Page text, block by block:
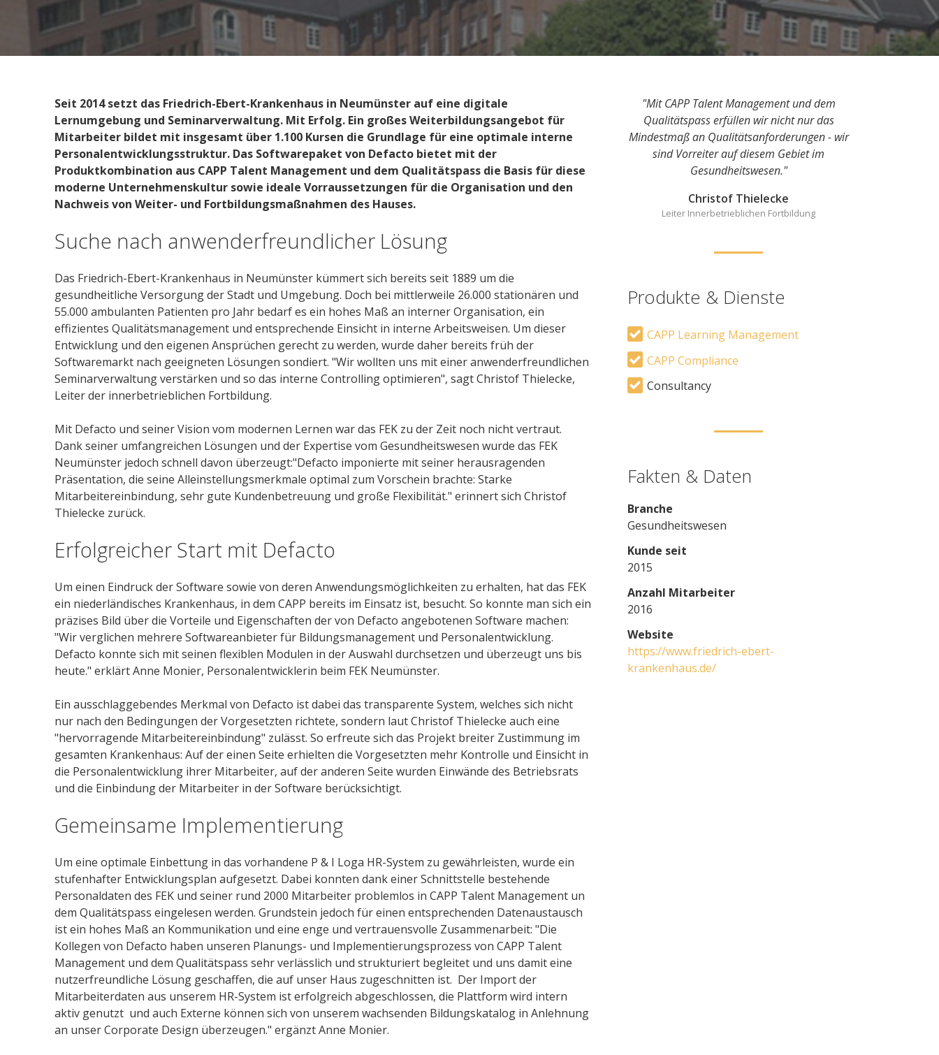
Seit 2014 setzt das Friedrich-Ebert-Krankenhaus in Neumünster auf eine digitale
Lernumgebung und Seminarverwaltung. Mit Erfolg. Ein großes Weiterbildungsangebot für
Mitarbeiter bildet mit insgesamt über 1.100 Kursen die Grundlage für eine optimale interne
Personalentwicklungsstruktur. Das Softwarepaket von Defacto bietet mit der
Produktkombination aus CAPP Talent Management und dem Qualitätspass die Basis für diese
moderne Unternehmenskultur sowie ideale Vorraussetzungen für die Organisation und den
Nachweis von Weiter- und Fortbildungsmaßnahmen des Hauses.
Suche nach anwenderfreundlicher Lösung
Das Friedrich-Ebert-Krankenhaus in Neumünster kümmert sich bereits seit 1889 um die
gesundheitliche Versorgung der Stadt und Umgebung. Doch bei mittlerweile 26.000 stationären und
55.000 ambulanten Patienten pro Jahr bedarf es ein hohes Maß an interner Organisation, ein
effizientes Qualitätsmanagement und entsprechende Einsicht in interne Arbeitsweisen. Um dieser
Entwicklung und den eigenen Ansprüchen gerecht zu werden, wurde daher bereits früh der
Softwaremarkt nach geeigneten Lösungen sondiert. "Wir wollten uns mit einer anwenderfreundlichen
Seminarverwaltung verstärken und so das interne Controlling optimieren", sagt Christof Thielecke,
Leiter der innerbetrieblichen Fortbildung.
Mit Defacto und seiner Vision vom modernen Lernen war das FEK zu der Zeit noch nicht vertraut.
Dank seiner umfangreichen Lösungen und der Expertise vom Gesundheitswesen wurde das FEK
Neumünster jedoch schnell davon überzeugt:"Defacto imponierte mit seiner herausragenden
Präsentation, die seine Alleinstellungsmerkmale optimal zum Vorschein brachte: Starke
Mitarbeitereinbindung, sehr gute Kundenbetreuung und große Flexibilität." erinnert sich Christof
Thielecke zurück.
Erfolgreicher Start mit Defacto
Um einen Eindruck der Software sowie von deren Anwendungsmöglichkeiten zu erhalten, hat das FEK
ein niederländisches Krankenhaus, in dem CAPP bereits im Einsatz ist, besucht. So konnte man sich ein
präzises Bild über die Vorteile und Eigenschaften der von Defacto angebotenen Software machen:
"Wir verglichen mehrere Softwareanbieter für Bildungsmanagement und Personalentwicklung.
Defacto konnte sich mit seinen flexiblen Modulen in der Auswahl durchsetzen und überzeugt uns bis
heute." erklärt Anne Monier, Personalentwicklerin beim FEK Neumünster.
Ein ausschlaggebendes Merkmal von Defacto ist dabei das transparente System, welches sich nicht
nur nach den Bedingungen der Vorgesetzten richtete, sondern laut Christof Thielecke auch eine
"hervorragende Mitarbeitereinbindung" zulässt. So erfreute sich das Projekt breiter Zustimmung im
gesamten Krankenhaus: Auf der einen Seite erhielten die Vorgesetzten mehr Kontrolle und Einsicht in
die Personalentwicklung ihrer Mitarbeiter, auf der anderen Seite wurden Einwände des Betriebsrats
und die Einbindung der Mitarbeiter in der Software berücksichtigt.
Gemeinsame Implementierung
Um eine optimale Einbettung in das vorhandene P & I Loga HR-System zu gewährleisten, wurde ein
stufenhafter Entwicklungsplan aufgesetzt. Dabei konnten dank einer Schnittstelle bestehende
Personaldaten des FEK und seiner rund 2000 Mitarbeiter problemlos in CAPP Talent Management un
dem Qualitätspass eingelesen werden. Grundstein jedoch für einen entsprechenden Datenaustausch
ist ein hohes Maß an Kommunikation und eine enge und vertrauensvolle Zusammenarbeit: "Die
Kollegen von Defacto haben unseren Planungs- und Implementierungsprozess von CAPP Talent
Management und dem Qualitätspass sehr verlässlich und strukturiert begleitet und uns damit eine
nutzerfreundliche Lösung geschaffen, die auf unser Haus zugeschnitten ist. Der Import der
Mitarbeiterdaten aus unserem HR-System ist erfolgreich abgeschlossen, die Plattform wird intern
aktiv genutzt und auch Externe können sich von unserem wachsenden Bildungskatalog in Anlehnung
an unser Corporate Design überzeugen." ergänzt Anne Monier.
"Mit CAPP Talent Management und dem
Qualitätspass erfüllen wir nicht nur das
Mindestmaß an Qualitätsanforderungen - wir
sind Vorreiter auf diesem Gebiet im
Gesundheitswesen."
Christof Thielecke
Leiter Innerbetrieblichen Fortbildung
Produkte & Dienste
CAPP Learning Management
CAPP Compliance
Consultancy
Fakten & Daten
Branche
Gesundheitswesen
Kunde seit
2015
Anzahl Mitarbeiter
2016
Website
https://www.friedrich-ebert-
krankenhaus.de/